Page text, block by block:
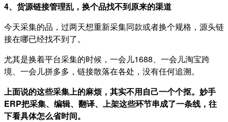
4、货源链接管理乱，换个品找不到原来的渠道
今天采集的品，过两天想重新采集同款或者换个规格，源头链
接在哪已经找不到了。
尤其是换着平台采集的时候，一会儿1688、一会儿淘宝跨
境、一会儿拼多多，链接散落在各处，没有任何追溯。
上面说的这些采集上的麻烦，其实不用自己一个个抠。妙手
ERP把采集、编辑、翻译、上架这些环节串成了一条线，往
下看具体怎么省时间。